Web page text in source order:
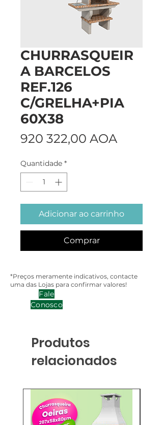
CHURRASQUEIR
A BARCELOS
REF.126
C/GRELHA+PIA
60X38
920 322,00 AOA
Quantidade *
Adicionar ao carrinho
Comprar
*Preços meramente indicativos, contacte
uma das Lojas para confirmar valores!
Fale
Conosco
Produtos
relacionados